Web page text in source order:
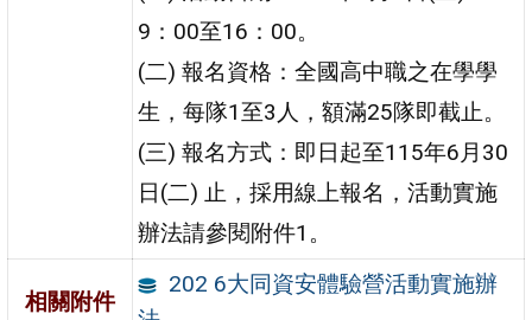
9：00至16：00。
(二) 報名資格：全國高中職之在學學
生，每隊1至3人，額滿25隊即截止。
(三) 報名方式：即日起至115年6月30
日(二) 止，採用線上報名，活動實施
辦法請參閱附件1。
相關附件
202 6大同資安體驗營活動實施辦